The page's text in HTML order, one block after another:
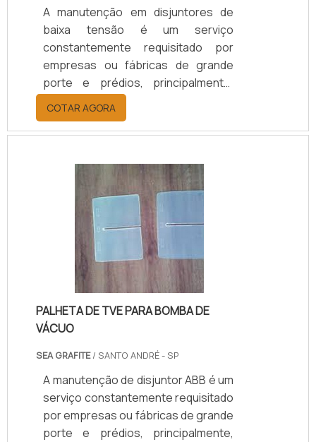
A manutenção em disjuntores de
baixa tensão é um serviço
constantemente requisitado por
empresas ou fábricas de grande
porte e prédios, principalmente,
esse processo tem a finalidade de
realizar reparos nas instalações ou
até mesmo evitá-los. SAIBA MAIS
manutenção preventiva, deve
acontecer com certa frequência, o
que gera a diminuição do risco de
problemas maiores além de ter um
custo mais acessível para os
clientes. Já a manutenção corretiva,
acontece sempre que os.
COTAR AGORA
PALHETA DE TVE PARA BOMBA DE
VÁCUO
SEA GRAFITE/ SANTO ANDRÉ - SP
A manutenção de disjuntor ABB é um
serviço constantemente requisitado
por empresas ou fábricas de grande
porte e prédios, principalmente,